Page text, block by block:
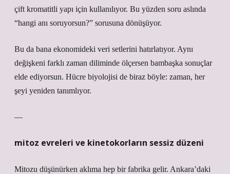
çift kromatitli yapı için kullanılıyor. Bu yüzden soru aslında
“hangi anı soruyorsun?” sorusuna dönüşüyor.
Bu da bana ekonomideki veri setlerini hatırlatıyor. Aynı
değişkeni farklı zaman diliminde ölçersen bambaşka sonuçlar
elde ediyorsun. Hücre biyolojisi de biraz böyle: zaman, her
şeyi yeniden tanımlıyor.
—
mitoz evreleri ve kinetokorların sessiz düzeni
Mitozu düşünürken aklıma hep bir fabrika gelir. Ankara’daki